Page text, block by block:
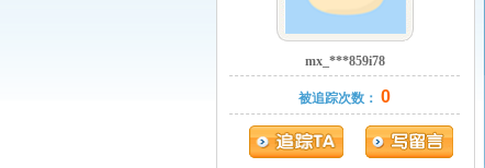
mx_***859i78
被追踪次数： 0